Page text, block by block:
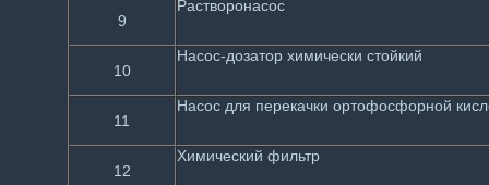
9
Растворонасос
10
Насос-дозатор химически стойкий
11
Насос для перекачки ортофосфорной
12
Химический фильтр